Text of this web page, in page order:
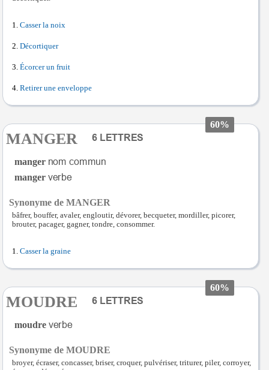
Casser la noix
Décortiquer
Écorcer un fruit
Retirer une enveloppe
60%
MANGER
manger
manger
Synonyme de MANGER
bâfrer, bouffer, avaler, engloutir, dévorer, becqueter, mordiller, picorer,
brouter, pacager, gagner, tondre, consommer.
Casser la graine
60%
MOUDRE
moudre
Synonyme de MOUDRE
broyer, écraser, concasser, briser, croquer, pulvériser, triturer, piler, corroyer,